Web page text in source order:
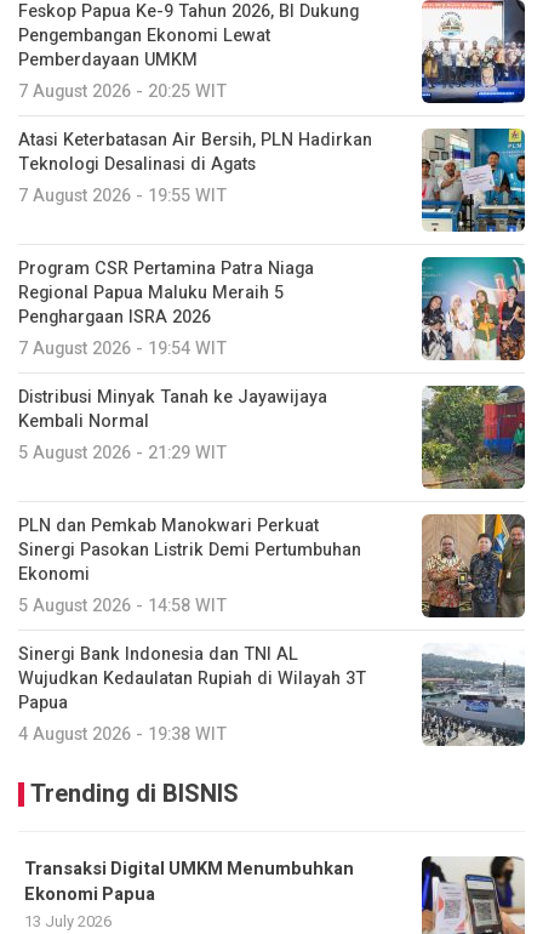
Feskop Papua Ke-9 Tahun 2026, BI Dukung
Pengembangan Ekonomi Lewat
Pemberdayaan UMKM
7 August 2026 - 20:25 WIT
Atasi Keterbatasan Air Bersih, PLN Hadirkan
Teknologi Desalinasi di Agats
7 August 2026 - 19:55 WIT
Program CSR Pertamina Patra Niaga
Regional Papua Maluku Meraih 5
Penghargaan ISRA 2026
7 August 2026 - 19:54 WIT
Distribusi Minyak Tanah ke Jayawijaya
Kembali Normal
5 August 2026 - 21:29 WIT
PLN dan Pemkab Manokwari Perkuat
Sinergi Pasokan Listrik Demi Pertumbuhan
Ekonomi
5 August 2026 - 14:58 WIT
Sinergi Bank Indonesia dan TNI AL
Wujudkan Kedaulatan Rupiah di Wilayah 3T
Papua
4 August 2026 - 19:38 WIT
Trending di BISNIS
Transaksi Digital UMKM Menumbuhkan
Ekonomi Papua
13 July 2026